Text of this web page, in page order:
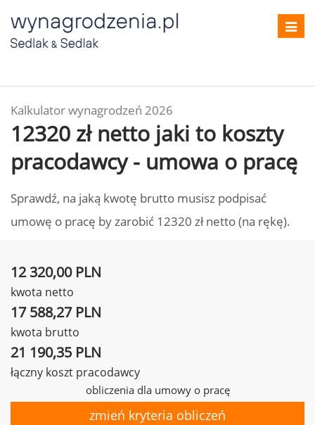
Kalkulator wynagrodzeń 2026
12320 zł netto jaki to koszty
pracodawcy - umowa o pracę
Sprawdź, na jaką kwotę brutto musisz podpisać
umowę o pracę by zarobić 12320 zł netto (na rękę).
12 320,00 PLN
kwota netto
17 588,27 PLN
kwota brutto
21 190,35 PLN
łączny koszt pracodawcy
obliczenia dla umowy o pracę
zmień kryteria obliczeń